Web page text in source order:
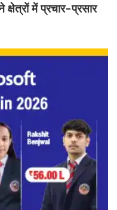
में प्रचार-प्रसार